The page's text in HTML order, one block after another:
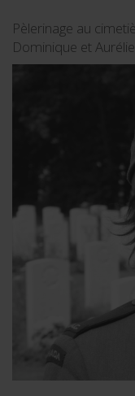
Pèlerinage au
Dominique et